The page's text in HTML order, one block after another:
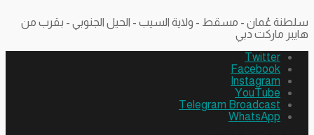
سلطنة عُمان - مسقط - ولاية السيب - الحيل الجنوبي - بقرب من
هايبر ماركت دبي
Twitter
Facebook
Instagram
YouTube
Telegram Broadcast
WhatsApp